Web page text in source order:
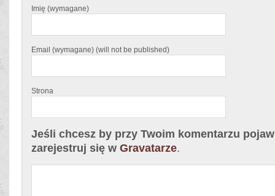
Imię (wymagane)
Email (wymagane) (will not be published)
Strona
Jeśli chcesz by przy Twoim komentarzu
zarejestruj się w Gravatarze.